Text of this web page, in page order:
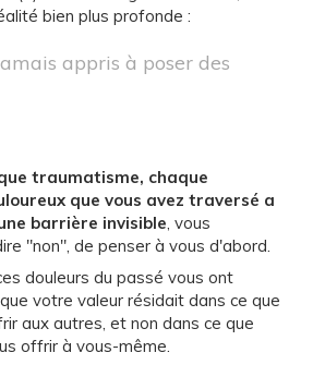
bien plus profonde :
appris à poser des
traumatisme, chaque
que vous avez traversé a
barrière invisible , vous
"non", de penser à vous d'abord.
douleurs du passé vous ont
votre valeur résidait dans ce que
aux autres, et non dans ce que
offrir à vous-même.